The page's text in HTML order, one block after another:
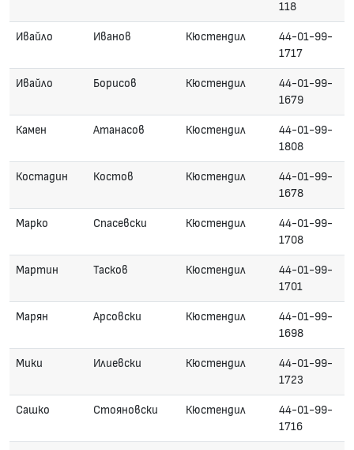
118
Ивайло Иванов Кюстендил
44-01-99-
1717
Ивайло Борисов Кюстендил
44-01-99-
1679
Камен Атанасов Кюстендил
44-01-99-
1808
Костадин Костов Кюстендил
44-01-99-
1678
Марко Спасевски Кюстендил
44-01-99-
1708
Мартин Тасков Кюстендил
44-01-99-
1701
Марян Арсовски Кюстендил
44-01-99-
1698
Мики Илиевски Кюстендил
44-01-99-
1723
Сашко Стояновски Кюстендил
44-01-99-
1716